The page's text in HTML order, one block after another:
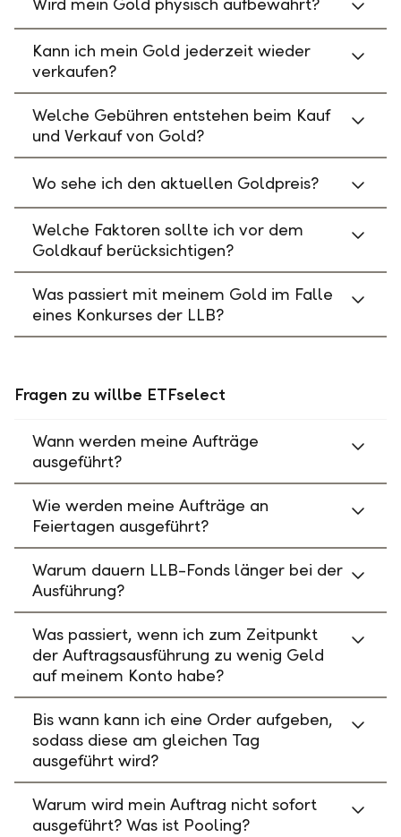
Kann ich mein Gold jederzeit wieder
verkaufen?
Welche Gebühren entstehen beim Kauf
und Verkauf von Gold?
Wo sehe ich den aktuellen Goldpreis?
Welche Faktoren sollte ich vor dem
Goldkauf berücksichtigen?
Was passiert mit meinem Gold im Falle
eines Konkurses der LLB?
Fragen zu willbe ETFselect
Wann werden meine Aufträge
ausgeführt?
Wie werden meine Aufträge an
Feiertagen ausgeführt?
Warum dauern LLB-Fonds länger bei der
Ausführung?
Was passiert, wenn ich zum Zeitpunkt
der Auftragsausführung zu wenig Geld
auf meinem Konto habe?
Bis wann kann ich eine Order aufgeben,
sodass diese am gleichen Tag
ausgeführt wird?
Warum wird mein Auftrag nicht sofort
ausgeführt? Was ist Pooling?